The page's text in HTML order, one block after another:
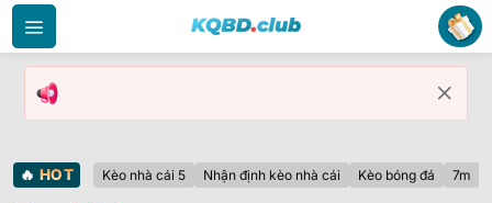
Bỏ
qua
nội
dung
🔥 HOT Kèo nhà cái 5 Nhận định kèo nhà cái Kèo bóng đá 7m